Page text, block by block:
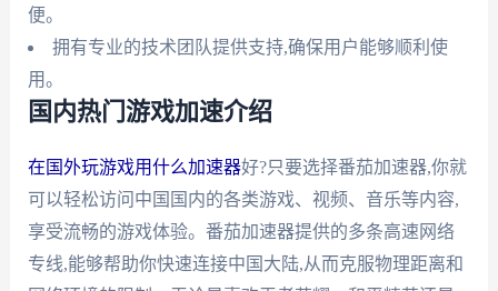
便。
拥有专业的技术团队提供支持,确保用户能够顺利使
用。
国内热门游戏加速介绍
在国外玩游戏用什么加速器好?只要选择番茄加速器,你就
可以轻松访问中国国内的各类游戏、视频、音乐等内容,
享受流畅的游戏体验。番茄加速器提供的多条高速网络
专线,能够帮助你快速连接中国大陆,从而克服物理距离和